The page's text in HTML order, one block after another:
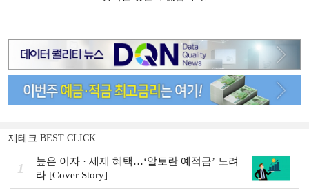
재테크 BEST CLICK
1
높은 이자 · 세제 혜택…‘알토란 예적금’ 노려
라 [Cover Story]